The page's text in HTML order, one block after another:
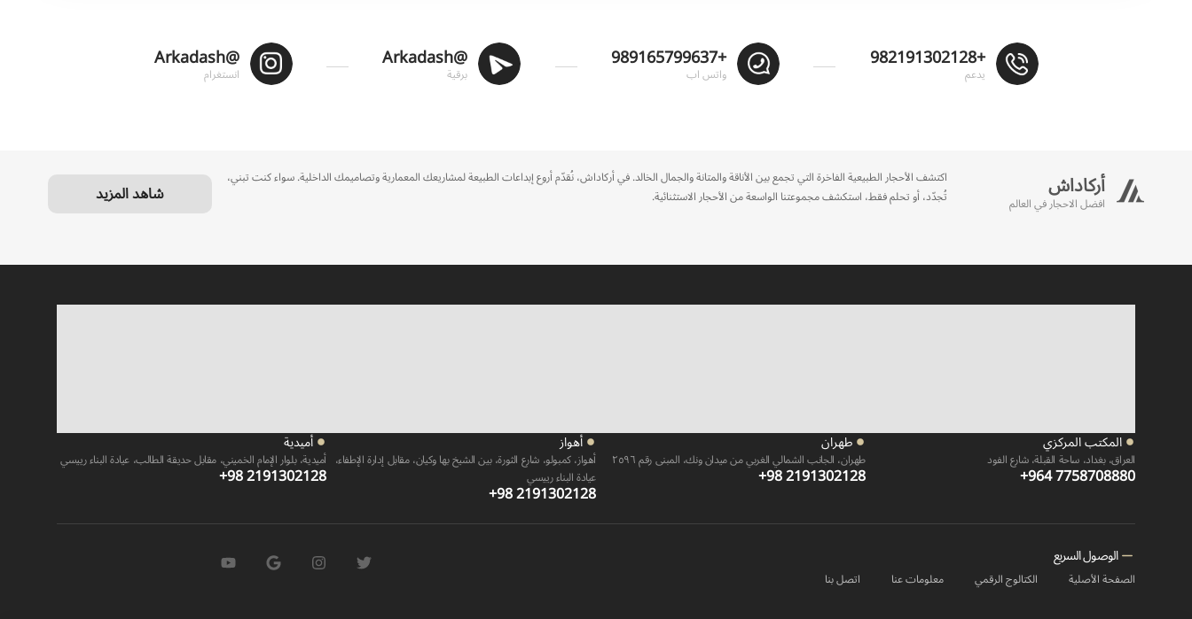
+982191302128
يدعم
+989165799637
واتس اب
@Arkadash
برقية
@Arkadash
انستغرام
أركاداش
افضل الاحجار في العالم
اكتشف الأحجار الطبيعية الفاخرة التي تجمع بين الأناقة والمتانة والجمال الخالد. في أركاداش، نُقدّم أروع إبداعات الطبيعة لمشاريعك المعمارية وتصاميمك الداخلية. سواء كنت تبني،
تُجدّد، أو تحلم فقط، استكشف مجموعتنا الواسعة من الأحجار الاستثنائية.
شاهد المزيد
المكتب المركزي
العراق، بغداد، ساحة القبلة، شارع الفود
+964 7758708880
طهران
طهران، الجانب الشمالي الغربي من ميدان ونك، المبنى رقم ٢٥٩٦
+98 2191302128
أهواز
أهواز، كمبولو، شارع الثورة، بين الشيخ بها وكيان، مقابل إدارة الإطفاء،
عيادة البناء رييسي
+98 2191302128​
أميدية
أميدية، بلوار الإمام الخميني، مقابل حديقة الطالب، عيادة البناء رييسي
+98 2191302128​
الوصول السريع
الصفحة الأصلية الكتالوج الرقمي معلومات عنا اتصل بنا